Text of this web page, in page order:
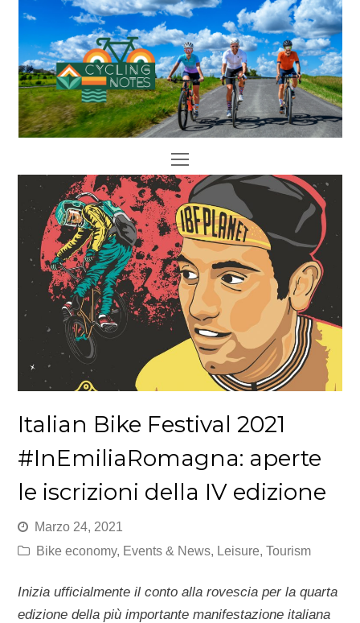
Open
Mobile
Menu
Italian Bike Festival 2021
#InEmiliaRomagna: aperte
le iscrizioni della IV edizione
Marzo 24, 2021
Bike economy, Events & News, Leisure,Tourism
Inizia ufficialmente il conto alla rovescia per la quarta
edizione della più importante manifestazione italiana